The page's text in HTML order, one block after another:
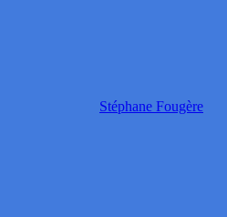
Stéphane Fougère